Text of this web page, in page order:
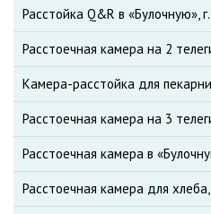
Расстойка Q&R в «Булочную»,
Расстоечная камера на 2
Камера-расстойка для
Расстоечная камера на 3
Расстоечная камера в
Расстоечная камера для